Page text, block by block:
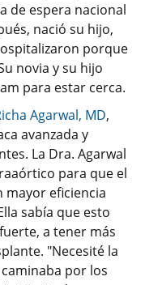
de espera nacional
nació su hijo,
porque
novia y su hijo
para estar cerca.
Agarwal, MD,
avanzada y
La Dra. Agarwal
para que el
mayor eficiencia
sabía que esto
a tener más
"Necesité la
por los